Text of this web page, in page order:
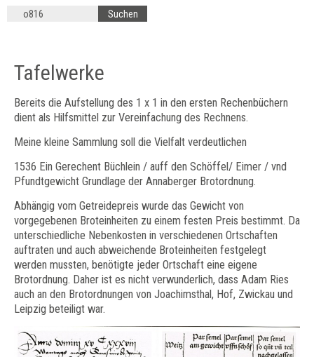
Tafelwerke
Bereits die Aufstellung des 1 x 1 in den ersten Rechenbüchern
dient als Hilfsmittel zur Vereinfachung des Rechnens.
Meine kleine Sammlung soll die Vielfalt verdeutlichen
1536 Ein Gerechent Büchlein / auff den Schöffel/ Eimer / vnd
Pfundtgewicht Grundlage der Annaberger Brotordnung.
Abhängig vom Getreidepreis wurde das Gewicht von
vorgegebenen Broteinheiten zu einem festen Preis bestimmt. Da
unterschiedliche Nebenkosten in verschiedenen Ortschaften
auftraten und auch abweichende Broteinheiten festgelegt
werden mussten, benötigte jeder Ortschaft eine eigene
Brotordnung. Daher ist es nicht verwunderlich, dass Adam Ries
auch an den Brotordnungen von Joachimsthal, Hof, Zwickau und
Leipzig beteiligt war.